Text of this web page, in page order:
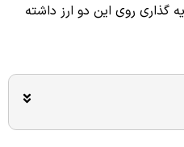
گذاری روی این دو ارز داشته